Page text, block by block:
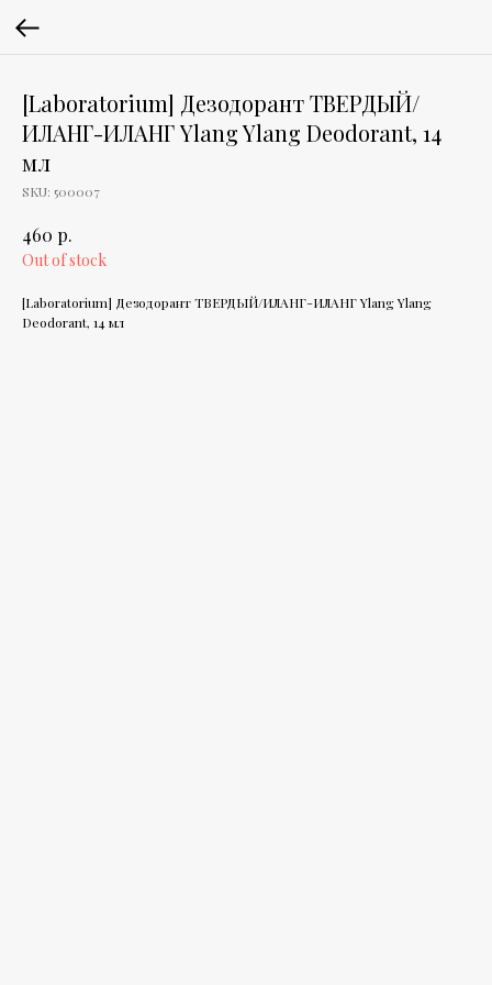
[Laboratorium] Дезодорант ТВЕРДЫЙ/
ИЛАНГ-ИЛАНГ Ylang Ylang Deodorant, 14
мл
SKU: 500007
460 р.
Out of stock
[Laboratorium] Дезодорант ТВЕРДЫЙ/ИЛАНГ-ИЛАНГ Ylang Ylang
Deodorant, 14 мл